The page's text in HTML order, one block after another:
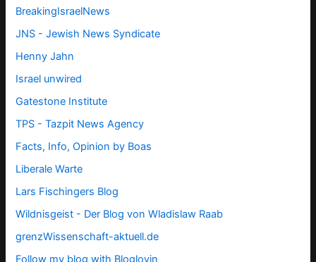
BreakingIsraelNews
JNS - Jewish News Syndicate
Henny Jahn
Israel unwired
Gatestone Institute
TPS -Tazpit News Agency
Facts, Info, Opinion by Boas
Liberale Warte
Lars Fischingers Blog
Wildnisgeist - Der Blog von Wladislaw Raab
grenzWissenschaft-aktuell.de
Follow my blog with Bloglovin